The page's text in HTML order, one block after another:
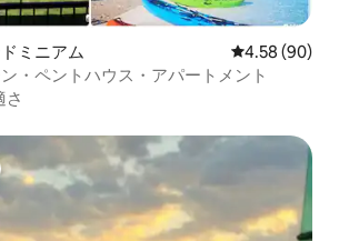
ミニアム レビュー90
4.58 (90)
・ペントハウス・アパートメント
さ